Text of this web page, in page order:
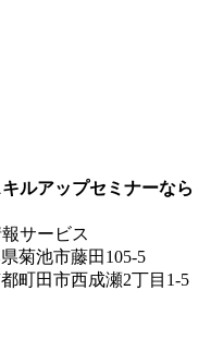
ルアップセミナーなら
サービス
菊池市藤田105-5
町田市西成瀬2丁目1-5